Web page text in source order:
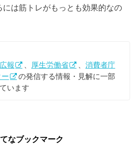
には筋トレがもっとも効果的なの
報 厚生労働省 、消費者庁
の発信する情報・見解に一部
います
なブックマーク